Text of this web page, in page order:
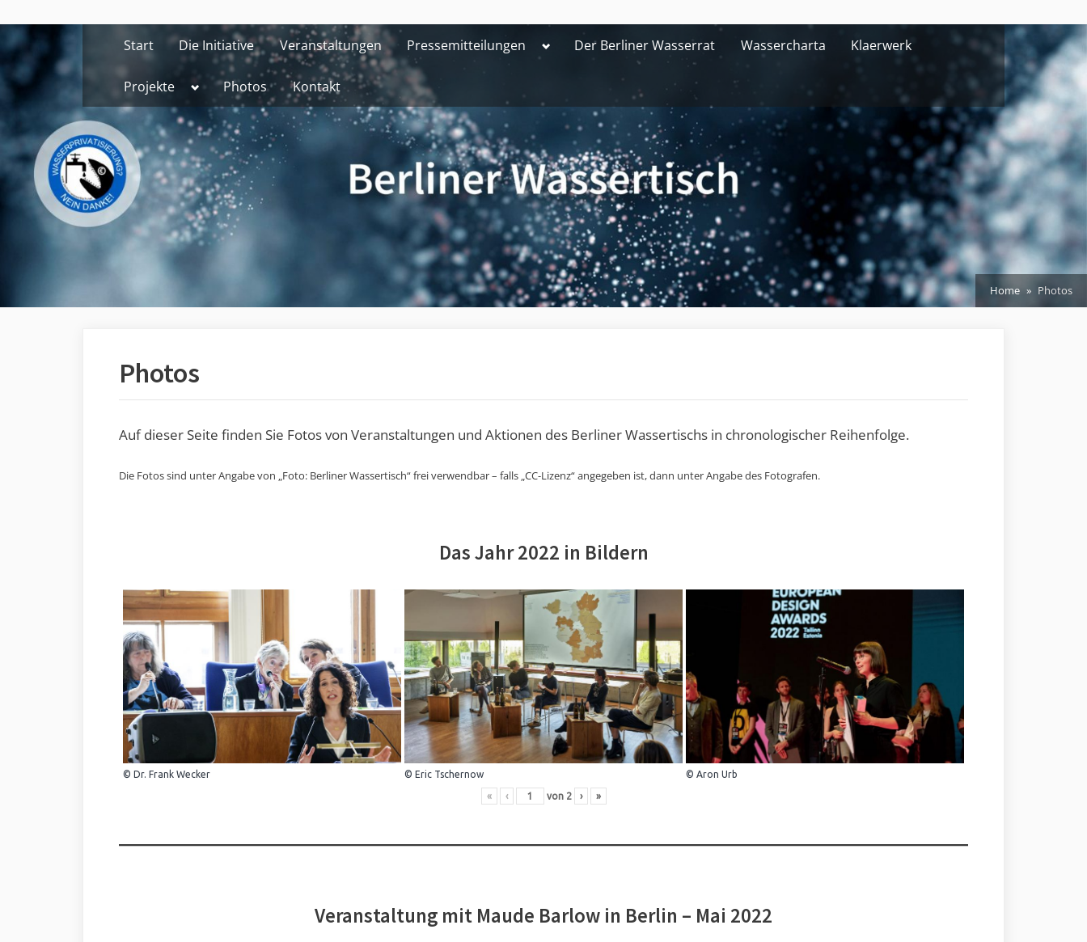
to
content
Start Die Initiative Veranstaltungen Pressemitteilungen ToggleDer Berliner Wasserrat Wassercharta Klaerwerk
Projekte Toggle
menu
Photos Kontakt
Home Photos
Photos
Auf dieser Seite finden Sie Fotos von Veranstaltungen und Aktionen des Berliner Wassertischs in chronologischer Reihenfolge.
Die Fotos sind unter Angabe von „Foto: Berliner Wassertisch“ frei verwendbar – falls „CC-Lizenz“ angegeben ist, dann unter Angabe des Fotografen.
Das Jahr 2022 in Bildern
© Dr. Frank Wecker © Eric Tschernow © Aron Urb
« ‹ von 2 › »
Veranstaltung mit Maude Barlow in Berlin – Mai 2022